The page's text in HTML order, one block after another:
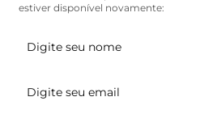
estiver disponível novamente: